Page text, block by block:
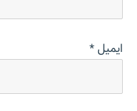
ایمیل*